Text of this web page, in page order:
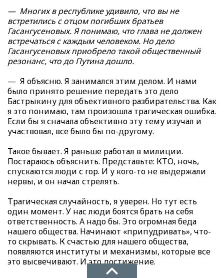
— Многих в республике удивило, что вы не
встретились с отцом погибших братьев
Гасангусеновых. Я понимаю, что глава не должен
встречаться с каждым человеком. Но дело
Гасангусеновых приобрело такой общественный
резонанс, что до Путина дошло.
— Я объясню. Я занимался этим делом. И нами
было принято решение передать это дело
Бастрыкину для объективного разбирательства. Как
я это понимаю, там произошла трагическая ошибка.
Если бы я сначала объективно эту тему изучал и
участвовал, все было бы по-другому.
Такое бывает. Я раньше работал в милиции.
Постараюсь объяснить. Представьте: КТО, ночь,
спускаются люди с гор. И у кого-то не выдержали
нервы, и он начал стрелять.
Трагическая случайность, я уверен. Но тут есть
один момент. У нас люди боятся брать на себя
ответственность. А надо бы. Это огромная беда
нашего общества. Начинают «припудривать», что-
то скрывать. К счастью для нашего общества,
появляются институты и механизмы, которые все
это высвечивают. И это достижение.